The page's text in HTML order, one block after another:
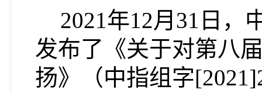
2021年12月 31 日，
发布了《关于对第八
扬》（中指组字